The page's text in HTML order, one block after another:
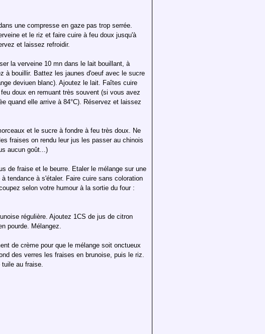
une compresse en gaze pas trop serrée.
et le riz et faire cuire à feu doux jusqu'à
et laissez refroidir.
la verveine 10 mn dans le lait bouillant, à
à bouillir. Battez les jaunes d'oeuf avec le sucre
deviuen blanc). Ajoutez le lait. Faîtes cuire
doux en remuant très souvent (si vous avez
quand elle arrive à 84°C). Réservez et laissez
et le sucre à fondre à feu très doux. Ne
fraises on rendu leur jus les passer au chinois
aucun goût...)
de fraise et le beurre. Etaler le mélange sur une
tendance à s'étaler. Faire cuire sans coloration
selon votre humour à la sortie du four :
régulière. Ajoutez 1CS de jus de citron
pourde. Mélangez.
de crème pour que le mélange soit onctueux
des verres les fraises en brunoise, puis le riz.
tuile au fraise.